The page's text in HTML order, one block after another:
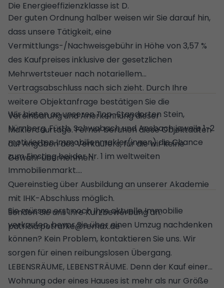
Die Energieeffizienzklasse ist D.
Der guten Ordnung halber weisen wir Sie darauf hin,
dass unsere Tätigkeit, eine
Vermittlungs-/Nachweisgebühr in Höhe von 3,57 %
des Kaufpreises inklusive der gesetzlichen
Mehrwertsteuer nach notariellem
Vertragsabschluss nach sich zieht. Durch Ihre
weitere Objektanfrage bestätigen Sie die
Vereinbarung und Anerkennung dieser
Maklercourtage. Ferner beruhen diese Objektdaten
auf Angaben des Verkäufers, für die wir keine
Gewähr übernehmen.
Wir bieten an unseren Top-Standorten Stein,
Nürnberg, Fürth, Schwabach und Ansbach jeweils 1-2
motivierten Immobilienmakler(innen) die Chance
zum Einstieg bei der Nr. 1 im weltweiten
Immobilienmarkt.
Quereinstieg über Ausbildung an unserer Akademie
mit IHK-Abschluss möglich.
Senden Sie uns Ihre Kurzbewerbung an:
patricia.potrafke@remax.de
Sie müssen erst noch Ihre aktuelle Immobilie
verkaufen, bevor Sie über einen Umzug nachdenken
können? Kein Problem, kontaktieren Sie uns. Wir
sorgen für einen reibungslosen Übergang.
LEBENSRÄUME, LEBENSTRÄUME. Denn der Kauf einer
Wohnung oder eines Hauses ist mehr als nur Größe